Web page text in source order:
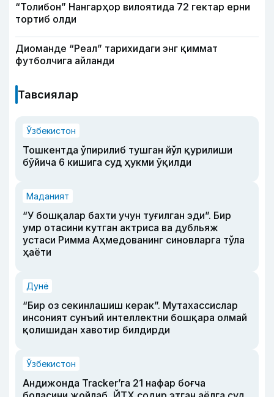
“Толибон” Нангарҳор вилоятида 72 гектар ерни
тортиб олди
Диоманде “Реал” тарихидаги энг қиммат
футболчига айланди
Тавсиялар
Ўзбекистон
Тошкентда ўпирилиб тушган йўл қурилиши
бўйича 6 кишига суд ҳукми ўқилди
Маданият
“У бошқалар бахти учун туғилган эди”. Бир
умр отасини кутган актриса ва дубльяж
устаси Римма Аҳмедованинг синовларга тўла
ҳаёти
Дунё
“Бир оз секинлашиш керак”. Мутахассислар
инсоният сунъий интеллектни бошқара олмай
қолишидан хавотир билдирди
Ўзбекистон
Андижонда Tracker’га 21 нафар боғча